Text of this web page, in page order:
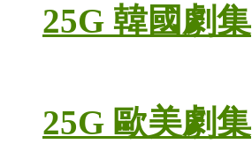
25G 韓國劇集
25G 歐美劇集